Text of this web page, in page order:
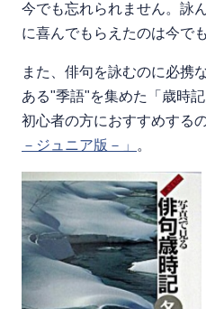
今でも忘れられません。詠
に喜んでもらえたのは今で
また、俳句を詠むのに必携
ある"季語"を集めた「歳時記
初心者の方におすすめする
－ジュニア版－」
。